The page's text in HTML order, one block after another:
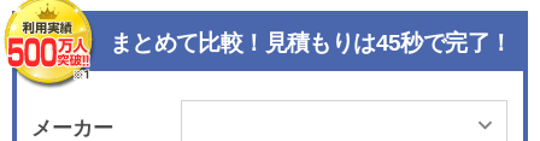
まとめて比較！見積もりは45秒で完了！
メーカー